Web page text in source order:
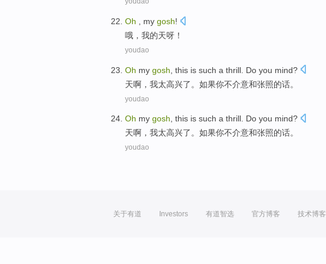
Oh my gosh!
哦 ， 我的天呀 ！
youdao
Oh my gosh , this is such a thrill Do you mind?
天啊 ，我太高兴了 。 如果你不介意和张照的话。
youdao
Oh my gosh, this is such a thrill. Do you mind?
天啊 ，我太高兴了。 如果你不介意和张照的话。
youdao
关于有道 Investors 有道智选 官方博客 技术博客